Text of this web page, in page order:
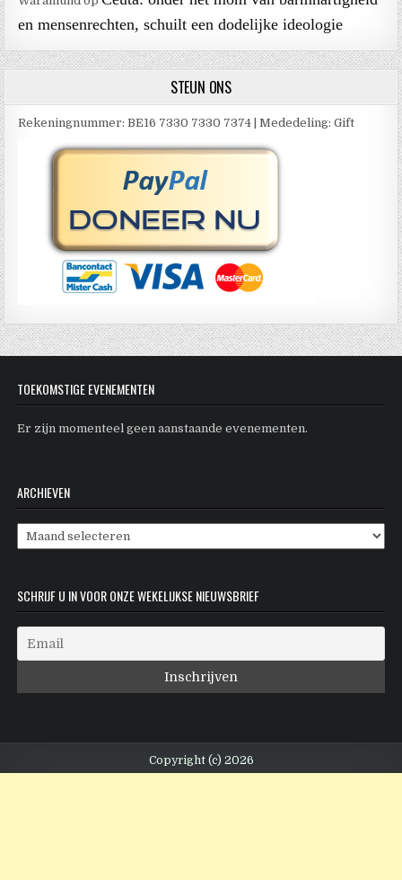
en mensenrechten, schuilt een dodelijke ideologie
STEUN ONS
Rekeningnummer: BE16 7330 7330 7374 | Mededeling: Gift
TOEKOMSTIGE EVENEMENTEN
Er zijn momenteel geen aanstaande evenementen.
ARCHIEVEN
Archieven
SCHRIJF U IN VOOR ONZE WEKELIJKSE NIEUWSBRIEF
Copyright (c) 2026